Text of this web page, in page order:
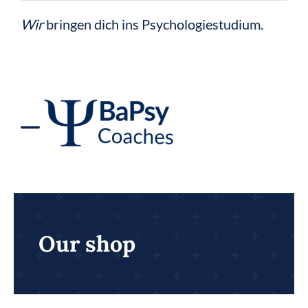
InhaltWirbringen dich ins Psychologiestudium.
Toggle
BaPsy Rechner 2026
Our shop